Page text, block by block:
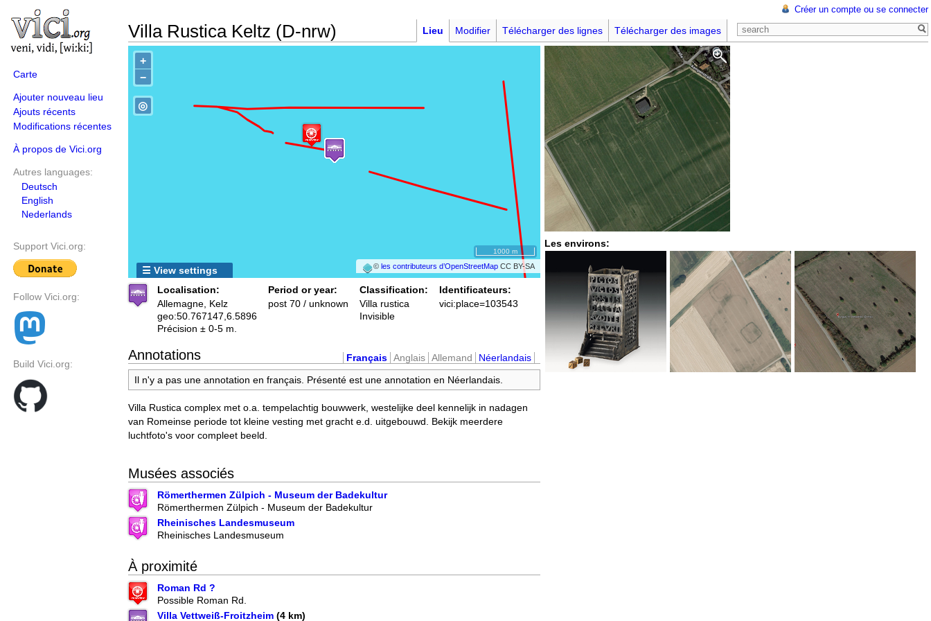
Carte
Ajouter nouveau lieu
Ajouts récents
Modifications récentes
À propos de Vici.org
Autres languages:
Deutsch
English
Nederlands
Support Vici.org:
Follow Vici.org:
Build Vici.org:
Villa Rustica Keltz (D-nrw)
Créer un compte ou se connecter
Lieu Modifier Télécharger des lignes Télécharger des images
+
−
©les contributeurs d’OpenStreetMap CC BY-SA
◎
1000 m
☰ View settings
Les environs:
Localisation:
Allemagne, Kelz
geo:50.767147,6.5896
Précision ± 0-5 m.
Period or year:
post 70 / unknown
Classification:
Villa rustica
Invisible
Identificateurs:
vici:place=103543
Annotations Français Anglais Allemand
Néerlandais
Il n'y a pas une annotation en français. Présenté est une annotation en Néerlandais.
Villa Rustica complex met o.a. tempelachtig bouwwerk, westelijke deel kennelijk in nadagen
van Romeinse periode tot kleine vesting met gracht e.d. uitgebouwd. Bekijk meerdere
luchtfoto's voor compleet beeld.
Musées associés
Römerthermen Zülpich - Museum der Badekultur
Römerthermen Zülpich - Museum der Badekultur
Rheinisches Landesmuseum
Rheinisches Landesmuseum
À proximité
Roman Rd ?
Possible Roman Rd.
Villa Vettweiß-Froitzheim (4 km)